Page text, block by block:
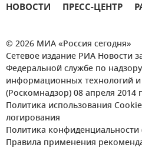
НОВОСТИ ПРЕСС-ЦЕНТР
© 2026 МИА «Россия сегодня»
Сетевое издание РИА Новости
Федеральной службе по
информационных технологий
(Роскомнадзор) 08 апреля 2014
Политика использования
логирования
Политика конфиденциальности
Правила применения